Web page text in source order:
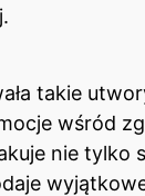
takie
wśród
nie tylko